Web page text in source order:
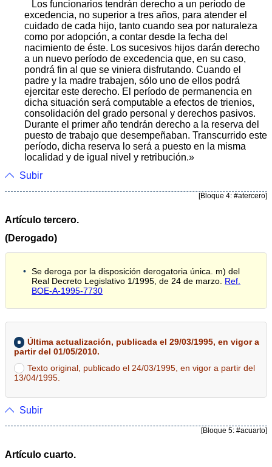
Los funcionarios tendrán derecho a un período de
excedencia, no superior a tres años, para atender el
cuidado de cada hijo, tanto cuando sea por naturaleza
como por adopción, a contar desde la fecha del
nacimiento de éste. Los sucesivos hijos darán derecho
a un nuevo período de excedencia que, en su caso,
pondrá fin al que se viniera disfrutando. Cuando el
padre y la madre trabajen, sólo uno de ellos podrá
ejercitar este derecho. El período de permanencia en
dicha situación será computable a efectos de trienios,
consolidación del grado personal y derechos pasivos.
Durante el primer año tendrán derecho a la reserva del
puesto de trabajo que desempeñaban. Transcurrido este
período, dicha reserva lo será a puesto en la misma
localidad y de igual nivel y retribución.»
Subir
[Bloque 4: #atercero]
Artículo tercero.
(Derogado)
Se deroga por la disposición derogatoria única. m) del
Real Decreto Legislativo 1/1995, de 24 de marzo. Ref.
BOE-A-1995-7730
Última actualización, publicada el 29/03/1995, en vigor a
partir del 01/05/2010.
Texto original, publicado el 24/03/1995, en vigor a partir del
13/04/1995.
Subir
[Bloque 5: #acuarto]
Artículo cuarto.